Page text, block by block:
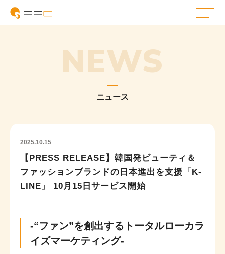
NEWS
ニュース
2025.10.15
【PRESS RELEASE】韓国発ビューティ＆
ファッションブランドの日本進出を支援「K-
LINE」 10月15日サービス開始
-“ファン”を創出するトータルローカラ
イズマーケティング-